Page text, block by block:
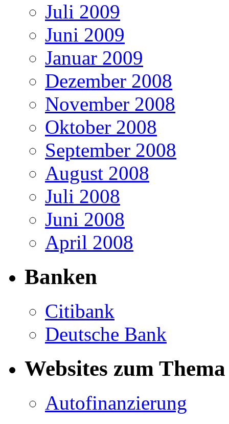
Juli 2009
Juni 2009
Januar 2009
Dezember 2008
November 2008
Oktober 2008
September 2008
August 2008
Juli 2008
Juni 2008
April 2008
Banken
Citibank
Deutsche Bank
Websites zum
Autofinanzierung